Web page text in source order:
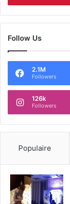
Follow Us
2.1M
Followers
126k
Followers
Populaire